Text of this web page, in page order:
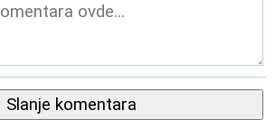
Slanje komentara